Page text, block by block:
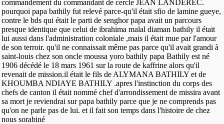
commandement du commandant de cercle JEAN LANDEREC.
pourquoi papa bathily fut relevé parce-qu'il était sfio de lamine gueye,
contre le bds qui était le parti de senghor papa avait un parcours
presque identique que celui de ibrahima malal diaman bathily il était
lui aussi dans l'administration coloniale ,mais il était mue par l'amour
de son terroir. qu'il ne connaissait même pas parce qu'il avait grandi à
saint-louis chez son oncle moussa yoro bathily papa Bathily est né
1906 décédé le 18 mars 1961 sur la route de kaffrine alors qu'il
revenait de mission.il était le fils de ALYMANA BATHILY et de
KHOUMBA NDIAYE BATHILY .apres l'instinction du corps des
chefs de canton il était nommé chef d'arrondissement de missira avant
sa mort je reviendrai sur papa bathily parce que je ne comprends pas
qu'on ne parle pas de lui. et il fait son temps dans l'histoire de chez
nous sorabiné